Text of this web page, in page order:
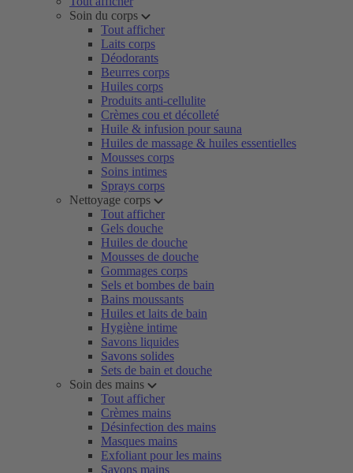
Soin du corps
Tout afficher
Laits corps
Déodorants
Beurres corps
Huiles corps
Produits anti-cellulite
Crèmes cou et décolleté
Huile & infusion pour sauna
Huiles de massage & huiles essentielles
Mousses corps
Soins intimes
Sprays corps
Nettoyage corps
Tout afficher
Gels douche
Huiles de douche
Mousses de douche
Gommages corps
Sels et bombes de bain
Bains moussants
Huiles et laits de bain
Hygiène intime
Savons liquides
Savons solides
Sets de bain et douche
Soin des mains
Tout afficher
Crèmes mains
Désinfection des mains
Masques mains
Exfoliant pour les mains
Savons mains